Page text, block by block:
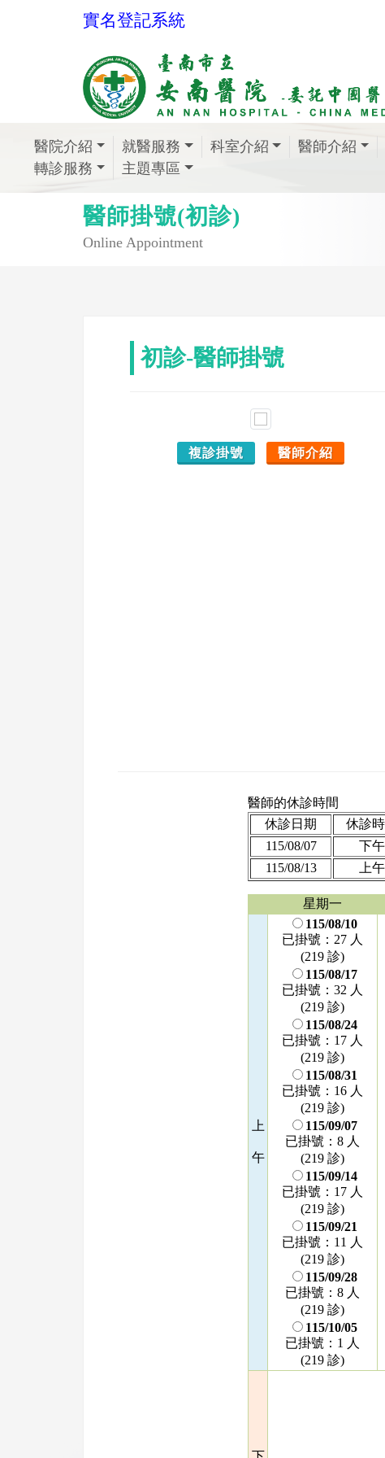
實名登記系統
醫院介紹 就醫服務 科室介紹 醫師介紹
轉診服務
主題專區
醫師掛號(初診)
Online Appointment
初診-醫師掛號
複診掛號 醫師介紹